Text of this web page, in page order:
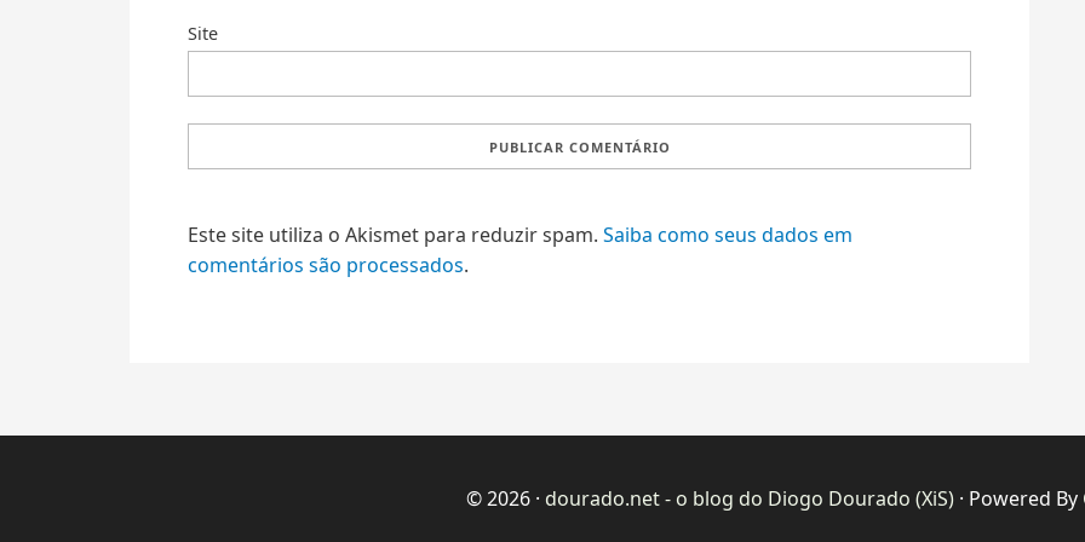
Site
Este site utiliza o Akismet para reduzir spam. Saiba como seus dados em
comentários são processados.
© 2026 · dourado.net - o blog do Diogo Dourado (XiS)· Powered By